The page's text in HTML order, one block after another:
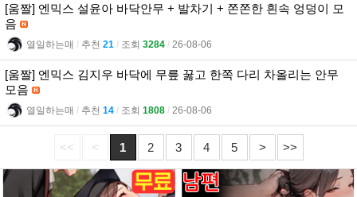
[움짤] 엔믹스 설윤아 바닥안무 + 발차기 + 쫀쫀한 흰속 엉덩이 모
음
열일하는매 l 추천 21 l 조회 3284 l 26-08-06
[움짤] 엔믹스 김지우 바닥에 무릎 꿇고 한쪽 다리 차올리는 안무
모음
열일하는매 l 추천 14 l 조회 1808 l 26-08-06
<< < 1 2 3 4 5 > >>